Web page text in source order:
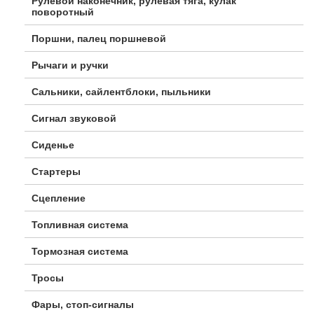
поворотный
Поршни, палец поршневой
Рычаги и ручки
Сальники, сайлентблоки, пыльники
Сигнал звуковой
Сиденье
Стартеры
Сцепление
Топливная система
Тормозная система
Тросы
Фары, стоп-сигналы